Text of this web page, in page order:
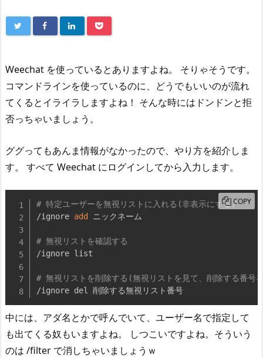
Weechat を使っているとありますよね。 そりゃそうです。
コマンドラインを使っているのに、どうでもいいのが流れ
てくるとイライラしますよね！ そんな時にはドンドンと拒
否っちゃいましょう。
ググってもあんま情報がなかったので、やり方を紹介しま
す。 すべて Weechat にログインしてから入力します。
# 特定ユーザーを無視リストに入れる(非表示にする)
/ignore add ニックネーム
# 無視リストを確認する
/ignore list
# 無視リストを削除する(無視リストを見て、削除する番号
/ignore del 削除する無視リスト番号
COPY
中には、アダ名とかで呼んでいて、ユーザー名で指定して
も出てくる奴もいますよね。 しつこいですよね。そういう
のは /filter で消しちゃいましょうｗ